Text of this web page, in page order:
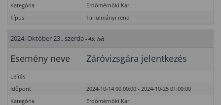
Kategória
Erdőmérnöki Kar
Típus
Tanulmányi rend
2024. Október 23., szerda - 43. hét
Esemény neve Záróvizsgára jelentkezés
Leírás
Időpont
2024-10-14 00:00:00 - 2024-10-25 01:00:00
Kategória
Erdőmérnöki Kar